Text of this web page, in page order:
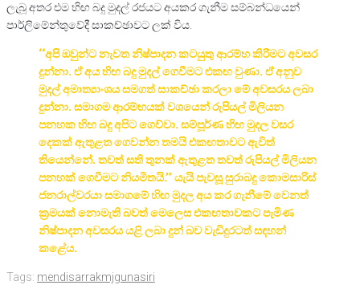
ලැබූ අතර එම හිඟ බදු මුදල් රජයට අයකර ගැනීම සම්බන්ධයෙන්
පාර්ලිමේන්තුවේදී සාකච්ඡාවට ලක් විය.
‘‘අපි ඔවුන්ට නැවත නිෂ්පාදන කටයුතු ආරම්භ කිරීමට අවසර
දුන්නා. ඒ අය හිඟ බදු මුදල් ගෙවීමට එකඟ වුණා. ඒ අනුව
මුදල් අමාත්‍යාංශය සමගත් සාකච්ඡා කරලා මේ අවසරය ලබා
දුන්නා. සමාගම ආරම්භයක් වශයෙන් රුපියල් මිලියන
පනහක හිඟ බදු අපිට ගෙව්වා. සම්පූර්ණ හිඟ මුදල වසර
දෙකක් ඇතුළත ගෙවන්න තමයි එකඟතාවට ඇවිත්
තියෙන්නේ. තවත් සති තුනක් ඇතුළත තවත් රුපියල් මිලියන
පනහක් ගෙවීමට නියමිතයි.’’ යැයි පැවසූ සුරාබදු කොමසාරිස්
ජනරාල්වරයා සමාගමේ හිඟ මුදල අය කර ගැනීමේ වෙනත්
ක්‍රමයක් නොමැති බවත් මෙලෙස එකඟතාවකට පැමිණ
නිෂ්පාදන අවසරය යළි ලබා දුන් බව වැඩිදුරටත් සඳහන්
කළේය.
Tags: mendisarrakmjgunasiri